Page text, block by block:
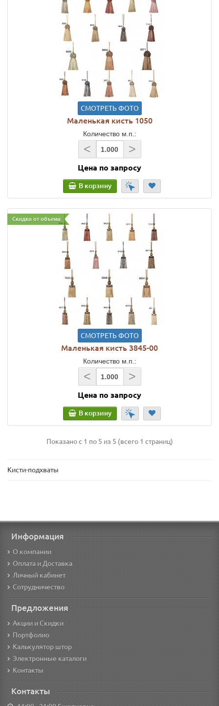
СМОТРЕТЬ ФОТО
Маленькая кисть 1050
Количество м.п.:
< >
Цена по запросу
В корзину
Скидки от объема
СМОТРЕТЬ ФОТО
Маленькая кисть 3845-00
Количество м.п.:
< >
Цена по запросу
В корзину
Показано с 1 по 5 из 5 (всего 1 страниц)
Кисти-подхваты
Информация
О компании
Оплата и Доставка
Личный кабинет
Сотрудничество
Предложения
Акции и Скидки
Портфолио
Калькулятор штор
Электронные каталоги
Контакты
Контакты